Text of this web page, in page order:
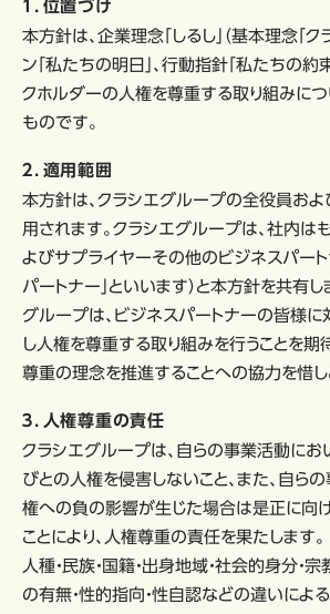
１．位置づけ
本方針は、企業理念「しるし」（基本理念「ク
ン「私たちの明日」、行動指針「私たちの約
クホルダーの人権を尊重する取り組みに
ものです。
２．適用範囲
本方針は、クラシエグループの全役員お
用されます。クラシエグループは、社内は
よびサプライヤーその他のビジネスパート
パートナー」といいます）と本方針を共有し
グループは、ビジネスパートナーの皆様に
し人権を尊重する取り組みを行うことを期
尊重の理念を推進することへの協力を惜し
３．人権尊重の責任
クラシエグループは、自らの事業活動に
びとの人権を侵害しないこと、また、自ら
権への負の影響が生じた場合は是正に向
ことにより、人権尊重の責任を果たします。
人種・民族・国籍・出身地域・社会的身分・宗
の有無・性的指向・性自認などの違いによ